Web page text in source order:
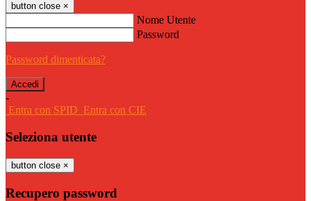
button close ×
Nome Utente
Password
Password dimenticata?
-
Entra con SPID Entra con CIE
Seleziona utente
button close ×
Recupero password